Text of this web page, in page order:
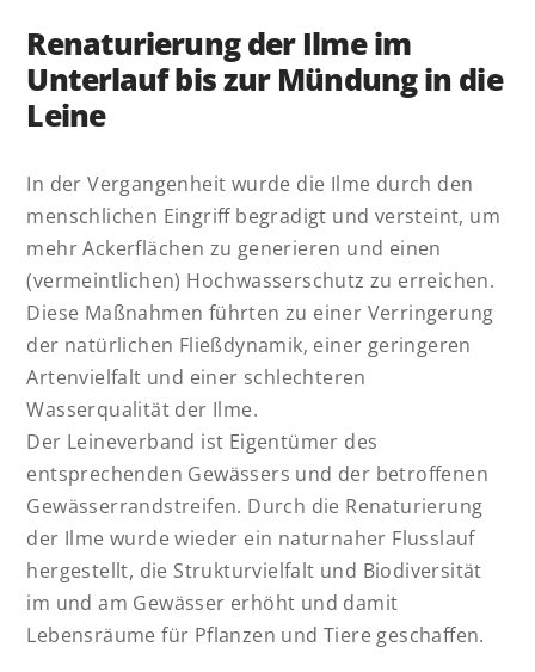
Renaturierung der Ilme im
Unterlauf bis zur Mündung in die
Leine
In der Vergangenheit wurde die Ilme durch den
menschlichen Eingriff begradigt und versteint, um
mehr Ackerflächen zu generieren und einen
(vermeintlichen) Hochwasserschutz zu erreichen.
Diese Maßnahmen führten zu einer Verringerung
der natürlichen Fließdynamik, einer geringeren
Artenvielfalt und einer schlechteren
Wasserqualität der Ilme.
Der Leineverband ist Eigentümer des
entsprechenden Gewässers und der betroffenen
Gewässerrandstreifen. Durch die Renaturierung
der Ilme wurde wieder ein naturnaher Flusslauf
hergestellt, die Strukturvielfalt und Biodiversität
im und am Gewässer erhöht und damit
Lebensräume für Pflanzen und Tiere geschaffen.